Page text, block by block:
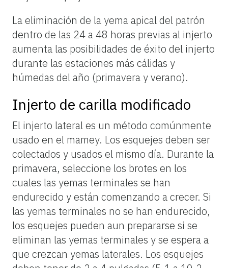
La eliminación de la yema apical del patrón
dentro de las 24 a 48 horas previas al injerto
aumenta las posibilidades de éxito del injerto
durante las estaciones más cálidas y
húmedas del año (primavera y verano).
Injerto de carilla modificado
El injerto lateral es un método comúnmente
usado en el mamey. Los esquejes deben ser
colectados y usados el mismo día. Durante la
primavera, seleccione los brotes en los
cuales las yemas terminales se han
endurecido y están comenzando a crecer. Si
las yemas terminales no se han endurecido,
los esquejes pueden aun prepararse si se
eliminan las yemas terminales y se espera a
que crezcan yemas laterales. Los esquejes